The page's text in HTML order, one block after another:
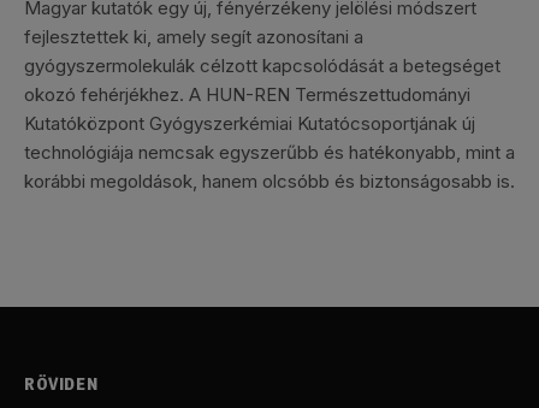
Magyar kutatók egy új, fényérzékeny jelölési módszert
fejlesztettek ki, amely segít azonosítani a
gyógyszermolekulák célzott kapcsolódását a betegséget
okozó fehérjékhez. A HUN-REN Természettudományi
Kutatóközpont Gyógyszerkémiai Kutatócsoportjának új
technológiája nemcsak egyszerűbb és hatékonyabb, mint a
korábbi megoldások, hanem olcsóbb és biztonságosabb is.
RÖVIDEN